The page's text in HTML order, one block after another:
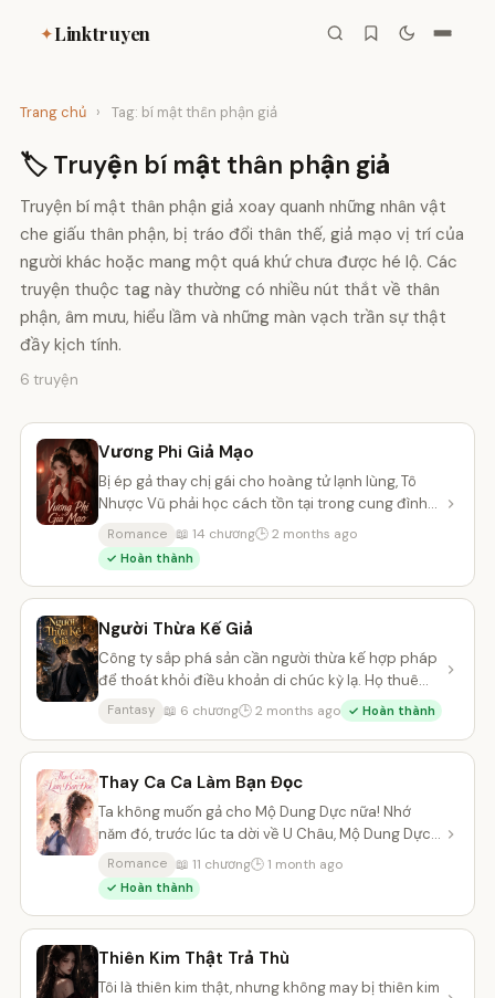
✦Linktruyen
Trang chủ › Tag: bí mật thân phận giả
🏷️ Truyện bí mật thân phận giả
Truyện bí mật thân phận giả xoay quanh những nhân vật
che giấu thân phận, bị tráo đổi thân thế, giả mạo vị trí của
người khác hoặc mang một quá khứ chưa được hé lộ. Các
truyện thuộc tag này thường có nhiều nút thắt về thân
phận, âm mưu, hiểu lầm và những màn vạch trần sự thật
đầy kịch tính.
6 truyện
Vương Phi Giả Mạo
Bị ép gả thay chị gái cho hoàng tử lạnh lùng, Tô
Nhược Vũ phải học cách tồn tại trong cung đình
đầy hiểm nguy. Nhưng Tam...
Romance 📖 14 chương🕒 2 months ago
✓ Hoàn thành
Người Thừa Kế Giả
Công ty sắp phá sản cần người thừa kế hợp pháp
để thoát khỏi điều khoản di chúc kỳ lạ. Họ thuê
một diễn viên thất nghiệp...
Fantasy 📖 6 chương🕒 2 months ago ✓ Hoàn thành
Thay Ca Ca Làm Bạn Đọc
Ta không muốn gả cho Mộ Dung Dực nữa! Nhớ
năm đó, trước lúc ta dời về U Châu, Mộ Dung Dực
nước mắt ròng ròng kéo tay ta:...
Romance 📖 11 chương🕒 1 month ago
✓ Hoàn thành
Thiên Kim Thật Trả Thù
Tôi là thiên kim thật, nhưng không may bị thiên kim